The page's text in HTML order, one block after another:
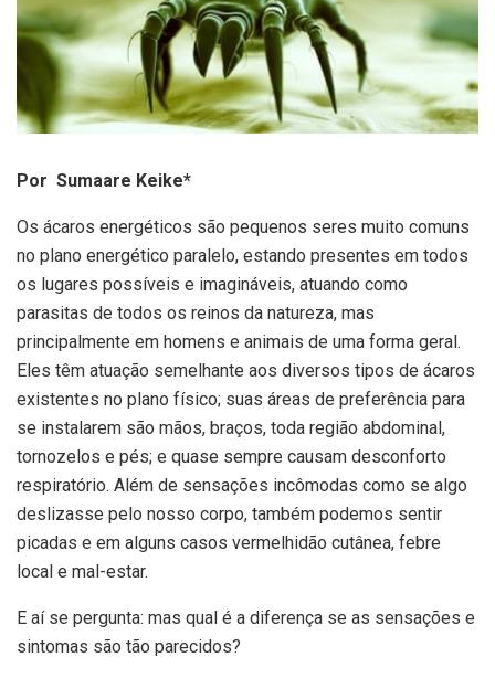
Por Sumaare Keike*
Os ácaros energéticos são pequenos seres muito comuns
no plano energético paralelo, estando presentes em todos
os lugares possíveis e imagináveis, atuando como
parasitas de todos os reinos da natureza, mas
principalmente em homens e animais de uma forma geral.
Eles têm atuação semelhante aos diversos tipos de ácaros
existentes no plano físico; suas áreas de preferência para
se instalarem são mãos, braços, toda região abdominal,
tornozelos e pés; e quase sempre causam desconforto
respiratório. Além de sensações incômodas como se algo
deslizasse pelo nosso corpo, também podemos sentir
picadas e em alguns casos vermelhidão cutânea, febre
local e mal-estar.
E aí se pergunta: mas qual é a diferença se as sensações e
sintomas são tão parecidos?